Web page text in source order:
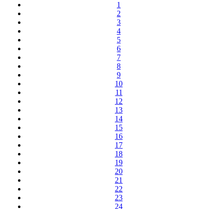
1
2
3
4
5
6
7
8
9
10
11
12
13
14
15
16
17
18
19
20
21
22
23
24